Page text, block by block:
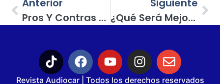
Pros Y Contras De Un Subwoofer Plano
¿Qué Será Mejor, 2 Ó 3 Subwoofers Para Mi Auto?
Revista Audiocar | Todos los derechos reservados